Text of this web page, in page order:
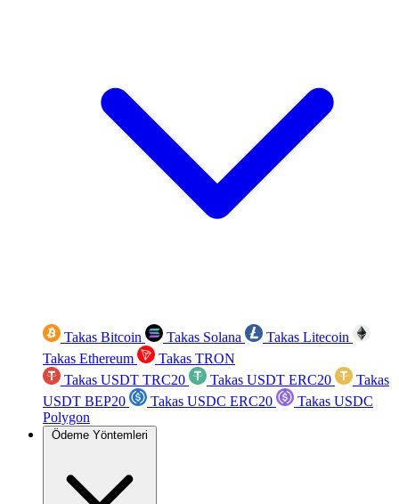
Takas Bitcoin Takas Solana
Takas Litecoin
Takas Ethereum
Takas TRON
Takas USDT TRC20
Takas USDT ERC20
Takas
USDT BEP20
Takas USDC ERC20
Takas USDC
Polygon
Ödeme Yöntemleri